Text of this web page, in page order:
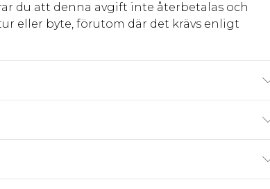
du att denna avgift inte återbetalas och
eller byte, förutom där det krävs enligt
kr80